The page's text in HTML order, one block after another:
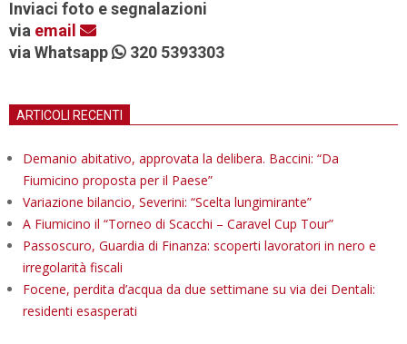
Inviaci foto e segnalazioni
via email
via Whatsapp
320 5393303
ARTICOLI RECENTI
Demanio abitativo, approvata la delibera. Baccini: “Da
Fiumicino proposta per il Paese”
Variazione bilancio, Severini: “Scelta lungimirante”
A Fiumicino il “Torneo di Scacchi – Caravel Cup Tour”
Passoscuro, Guardia di Finanza: scoperti lavoratori in nero e
irregolarità fiscali
Focene, perdita d’acqua da due settimane su via dei Dentali:
residenti esasperati